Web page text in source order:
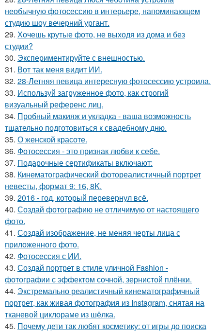
необычную фотосессию в интерьере, напоминающем
студию шоу вечерний ургант.
29. Хочешь крутые фото, не выходя из дома и без
студии?
30. Экспериментируйте с внешностью.
31. Вот так меня видит ИИ.
32. 28-Летняя певица интересную фотосессию устроила.
33. Используй загруженное фото, как строгий
визуальный референс лиц.
34. Пробный макияж и укладка - ваша возможность
тщательно подготовиться к свадебному дню.
35. О женской красоте.
36. Фотосессия - это признак любви к себе.
37. Подарочные сертификаты включают:
38. Кинематографический фотореалистичный портрет
невесты, формат 9: 16, 8K.
39. 2016 - год, который перевернул всё.
40. Создай фотографию не отличимую от настоящего
фото.
41. Создай изображение, не меняя черты лица с
приложенного фото.
42. Фотосессия с ИИ.
43. Создай портрет в стиле уличной Fashion -
фотографии с эффектом сочной, зернистой плёнки.
44. Экстремально реалистичный кинематографичный
портрет, как живая фотография из Instagram, снятая на
тканевой циклораме из шёлка.
45. Почему дети так любят косметику: от игры до поиска